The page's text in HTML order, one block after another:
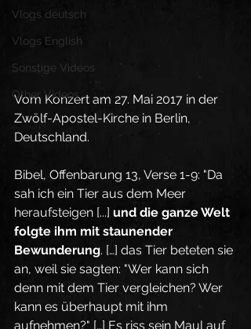
Vlogs deutsch
Vlogs English
Sonstige Videos
Other Videos
Vom Konzert am 27. Mai 2017 in der
Zwölf-Apostel-Kirche in Berlin,
Deutschland.
Bibel, Offenbarung 13, Verse 1-9: "Da
sah ich ein Tier aus dem Meer
heraufsteigen [...] und die ganze Welt
folgte ihm mit staunender
Bewunderung. […] das Tier beteten sie
an, weil sie sagten: "Wer kann sich
denn mit dem Tier vergleichen? Wer
kann es überhaupt mit ihm
aufnehmen?" […] Es riss sein Maul auf